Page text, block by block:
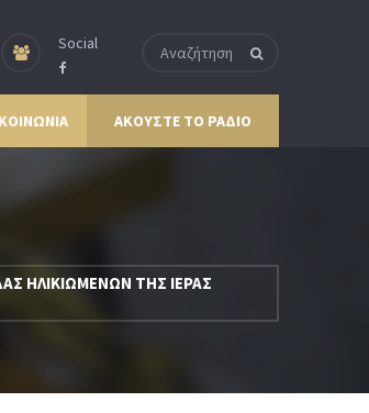
Social
ΑΚΟΥΣΤΕ ΤΟ ΡΑΔΙΟ
ΗΛΙΚΙΩΜΕΝΩΝ ΤΗΣ ΙΕΡΑΣ